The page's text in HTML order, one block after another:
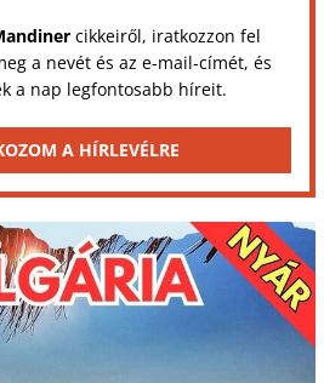
cikkeiről, iratkozzon fel
a nevét és az e-mail-címét, és
a nap legfontosabb híreit.
A HÍRLEVÉLRE